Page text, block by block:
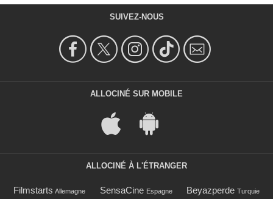
SUIVEZ-NOUS
ALLOCINÉ SUR MOBILE
ALLOCINÉ À L'ÉTRANGER
Filmstarts Allemagne SensaCine Espagne Beyazperde Turquie